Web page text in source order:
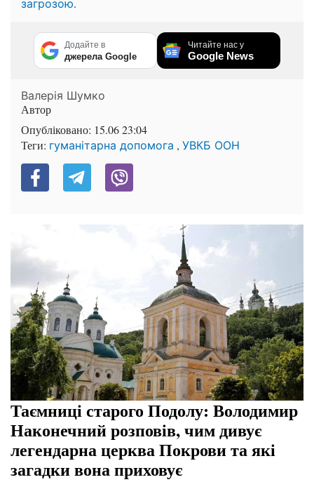
загрозою.
Додайте в
джерела Google
Читайте нас у
Google News
Валерія Шумко
Автор
Опубліковано: 15.06 23:04
Теги: гуманітарна допомога , УВКБ ООН
Таємниці старого Подолу: Володимир
Наконечний розповів, чим дивує
легендарна церква Покрови та які
загадки вона приховує